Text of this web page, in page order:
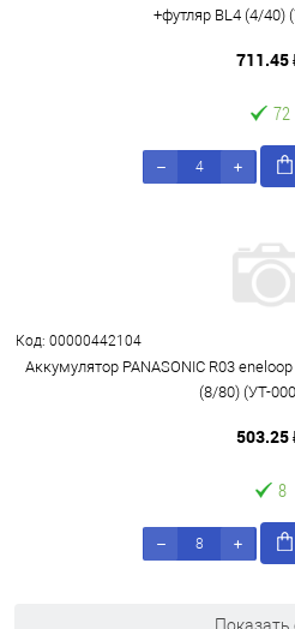
+футляр BL4 (4/40)
711.45
72
Код: 00000442104
Аккумулятор PANASONIC R03
(8/80) (УТ-
503.25
8